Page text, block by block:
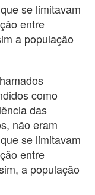
que tinha
mas
e
ao
a
Nagasaki.
para
vez que
cadáver
naquela
de novo nos
guerras, e
distraído
Ou ser
se limitavam
entre
a população
como
das
não eram
se limitavam
entre
a população